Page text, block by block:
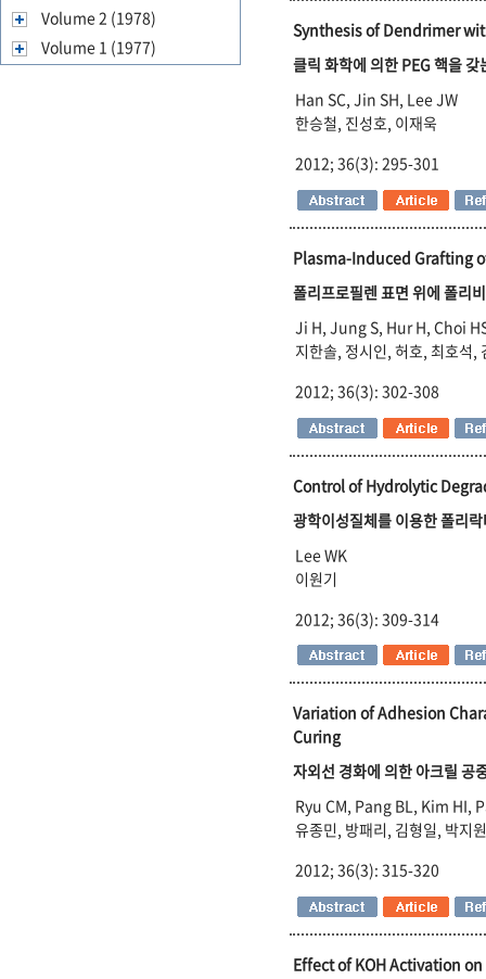
Volume 2 (1978)
Volume 1 (1977)
Synthesis of Dendrimer
클릭 화학에 의한 PEG 핵을
Han SC, Jin SH, Lee JW
한승철, 진성호, 이재욱
2012; 36(3): 295-301
Plasma-Induced Grafting
폴리프로필렌 표면 위에 폴리
Ji H, Jung S, Hur H, Choi
지한솔, 정시인, 허호, 최호석,
2012; 36(3): 302-308
Control of Hydrolytic
광학이성질체를 이용한 폴리
Lee WK
이원기
2012; 36(3): 309-314
Variation of Adhesion
Curing
자외선 경화에 의한 아크릴 공
Ryu CM, Pang BL, Kim HI,
유종민, 방패리, 김형일, 박지
2012; 36(3): 315-320
Effect of KOH Activation